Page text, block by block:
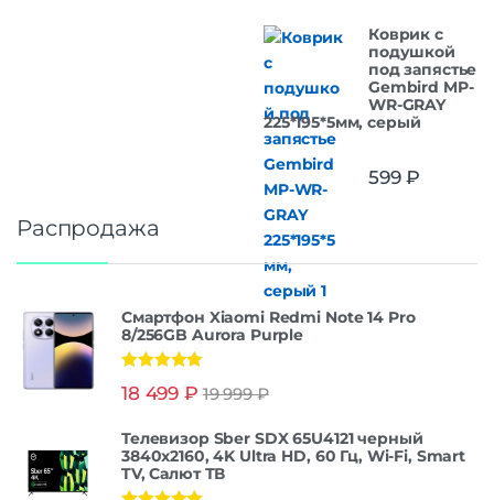
Коврик с
подушкой
под запястье
Gembird MP-
WR-GRAY
225*195*5мм, серый
599₽
Распродажа
Смартфон Xiaomi Redmi Note 14 Pro
8/256GB Aurora Purple
из 5
18 499 ₽ 19 999₽
Телевизор Sber SDX 65U4121 черный
3840x2160, 4K Ultra HD, 60 Гц, Wi-Fi, Smart
TV, Салют ТВ